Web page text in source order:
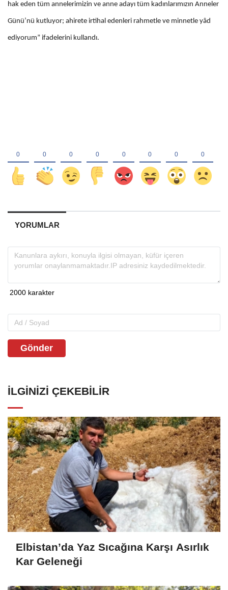
hak eden tüm annelerimizin ve anne adayı tüm kadınlarımızın Anneler
Günü’nü kutluyor; ahirete irtihal edenleri rahmetle ve minnetle yâd
ediyorum” ifadelerini kullandı.
YORUMLAR
Gönder
İLGINIZI ÇEKEBILIR
Elbistan’da Yaz Sıcağına Karşı Asırlık
Kar Geleneği